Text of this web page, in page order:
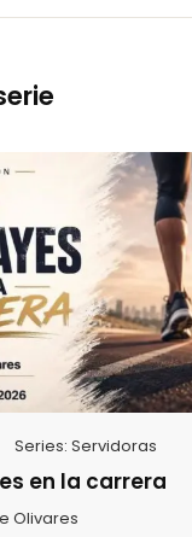
Series:Servidoras
en la carrera
Olivares